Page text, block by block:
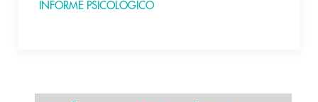
INFORME PSICOLÓGICO